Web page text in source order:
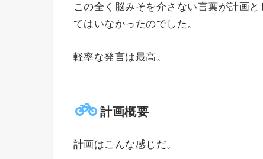
この全く脳みそを介さない言葉が計画
てはいなかったのでした。
軽率な発言は最高。
計画概要
計画はこんな感じだ。